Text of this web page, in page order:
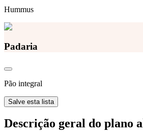
Hummus
Padaria
Pão integral
Salve esta lista
Descrição geral do plano